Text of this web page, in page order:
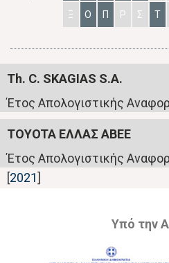
Ξ Ο Π Ρ Σ Τ
Th. C. SKAGIAS S.A.
Έτος Απολογιστικής
TOYOTA ΕΛΛΑΣ ΑΒΕΕ
Έτος Απολογιστικής
[2021]
Υπό την